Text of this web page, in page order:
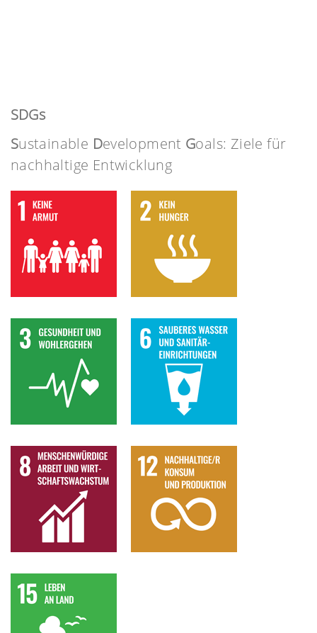
SDGs
Sustainable Development Goals: Ziele für
nachhaltige Entwicklung